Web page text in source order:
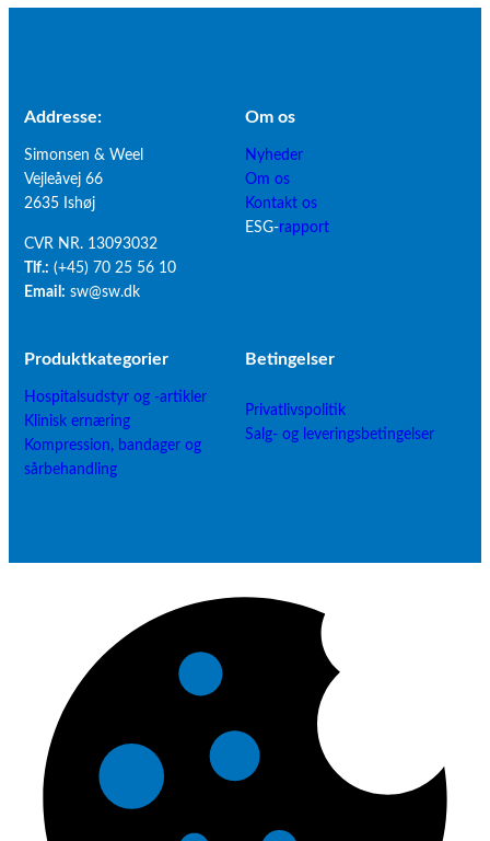
Addresse:
Simonsen & Weel
Vejleåvej 66
2635 Ishøj
CVR NR. 13093032
Tlf.: (+45) 70 25 56 10
Email: sw@sw.dk
Om os
Nyheder
Om os
Kontakt os
ESG-rapport
Produktkategorier
Hospitalsudstyr og -artikler
Klinisk ernæring
Kompression, bandager og
sårbehandling
Betingelser
Privatlivspolitik
Salg- og leveringsbetingelser